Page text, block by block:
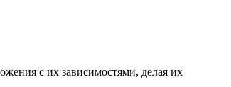
с их зависимостями, делая их